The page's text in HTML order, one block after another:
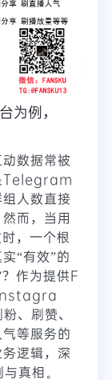
为例，
数据常被
Telegram
人数直接
而，当用
，一个根
“有效”的
作为提供F
、刷赞、
等服务的
逻辑，深
真相。